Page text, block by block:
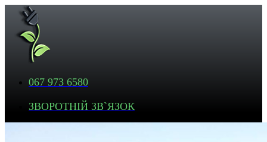
067 973 6580
ЗВОРОТНІЙ ЗВ`ЯЗОК